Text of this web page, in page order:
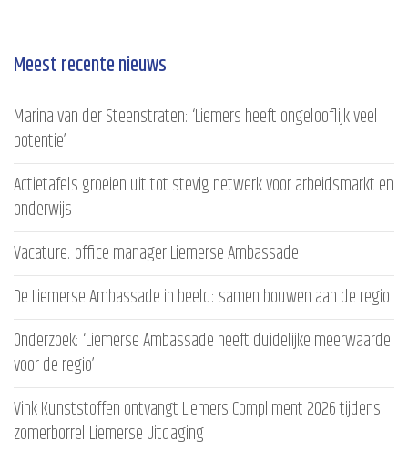
Meest recente nieuws
Marina van der Steenstraten: ‘Liemers heeft ongelooflijk veel
potentie’
Actietafels groeien uit tot stevig netwerk voor arbeidsmarkt en
onderwijs
Vacature: office manager Liemerse Ambassade
De Liemerse Ambassade in beeld: samen bouwen aan de regio
Onderzoek: ‘Liemerse Ambassade heeft duidelijke meerwaarde
voor de regio’
Vink Kunststoffen ontvangt Liemers Compliment 2026 tijdens
zomerborrel Liemerse Uitdaging